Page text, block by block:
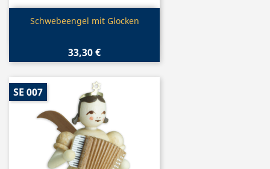
Vorschau
Schwebeengel mit Glocken
33,30 €
SE 007